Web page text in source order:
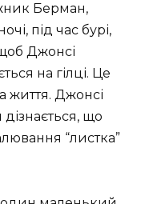
Берман,
під час бурі,
Джонсі
на гілці. Це
життя. Джонсі
що
“листка”